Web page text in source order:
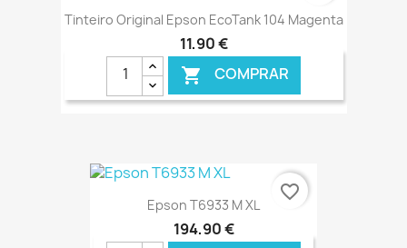
Tinteiro Original Epson EcoTank 104 Magenta
11,90 €
 COMPRAR
Epson T6933 M XL
194,90 €
favorite_border